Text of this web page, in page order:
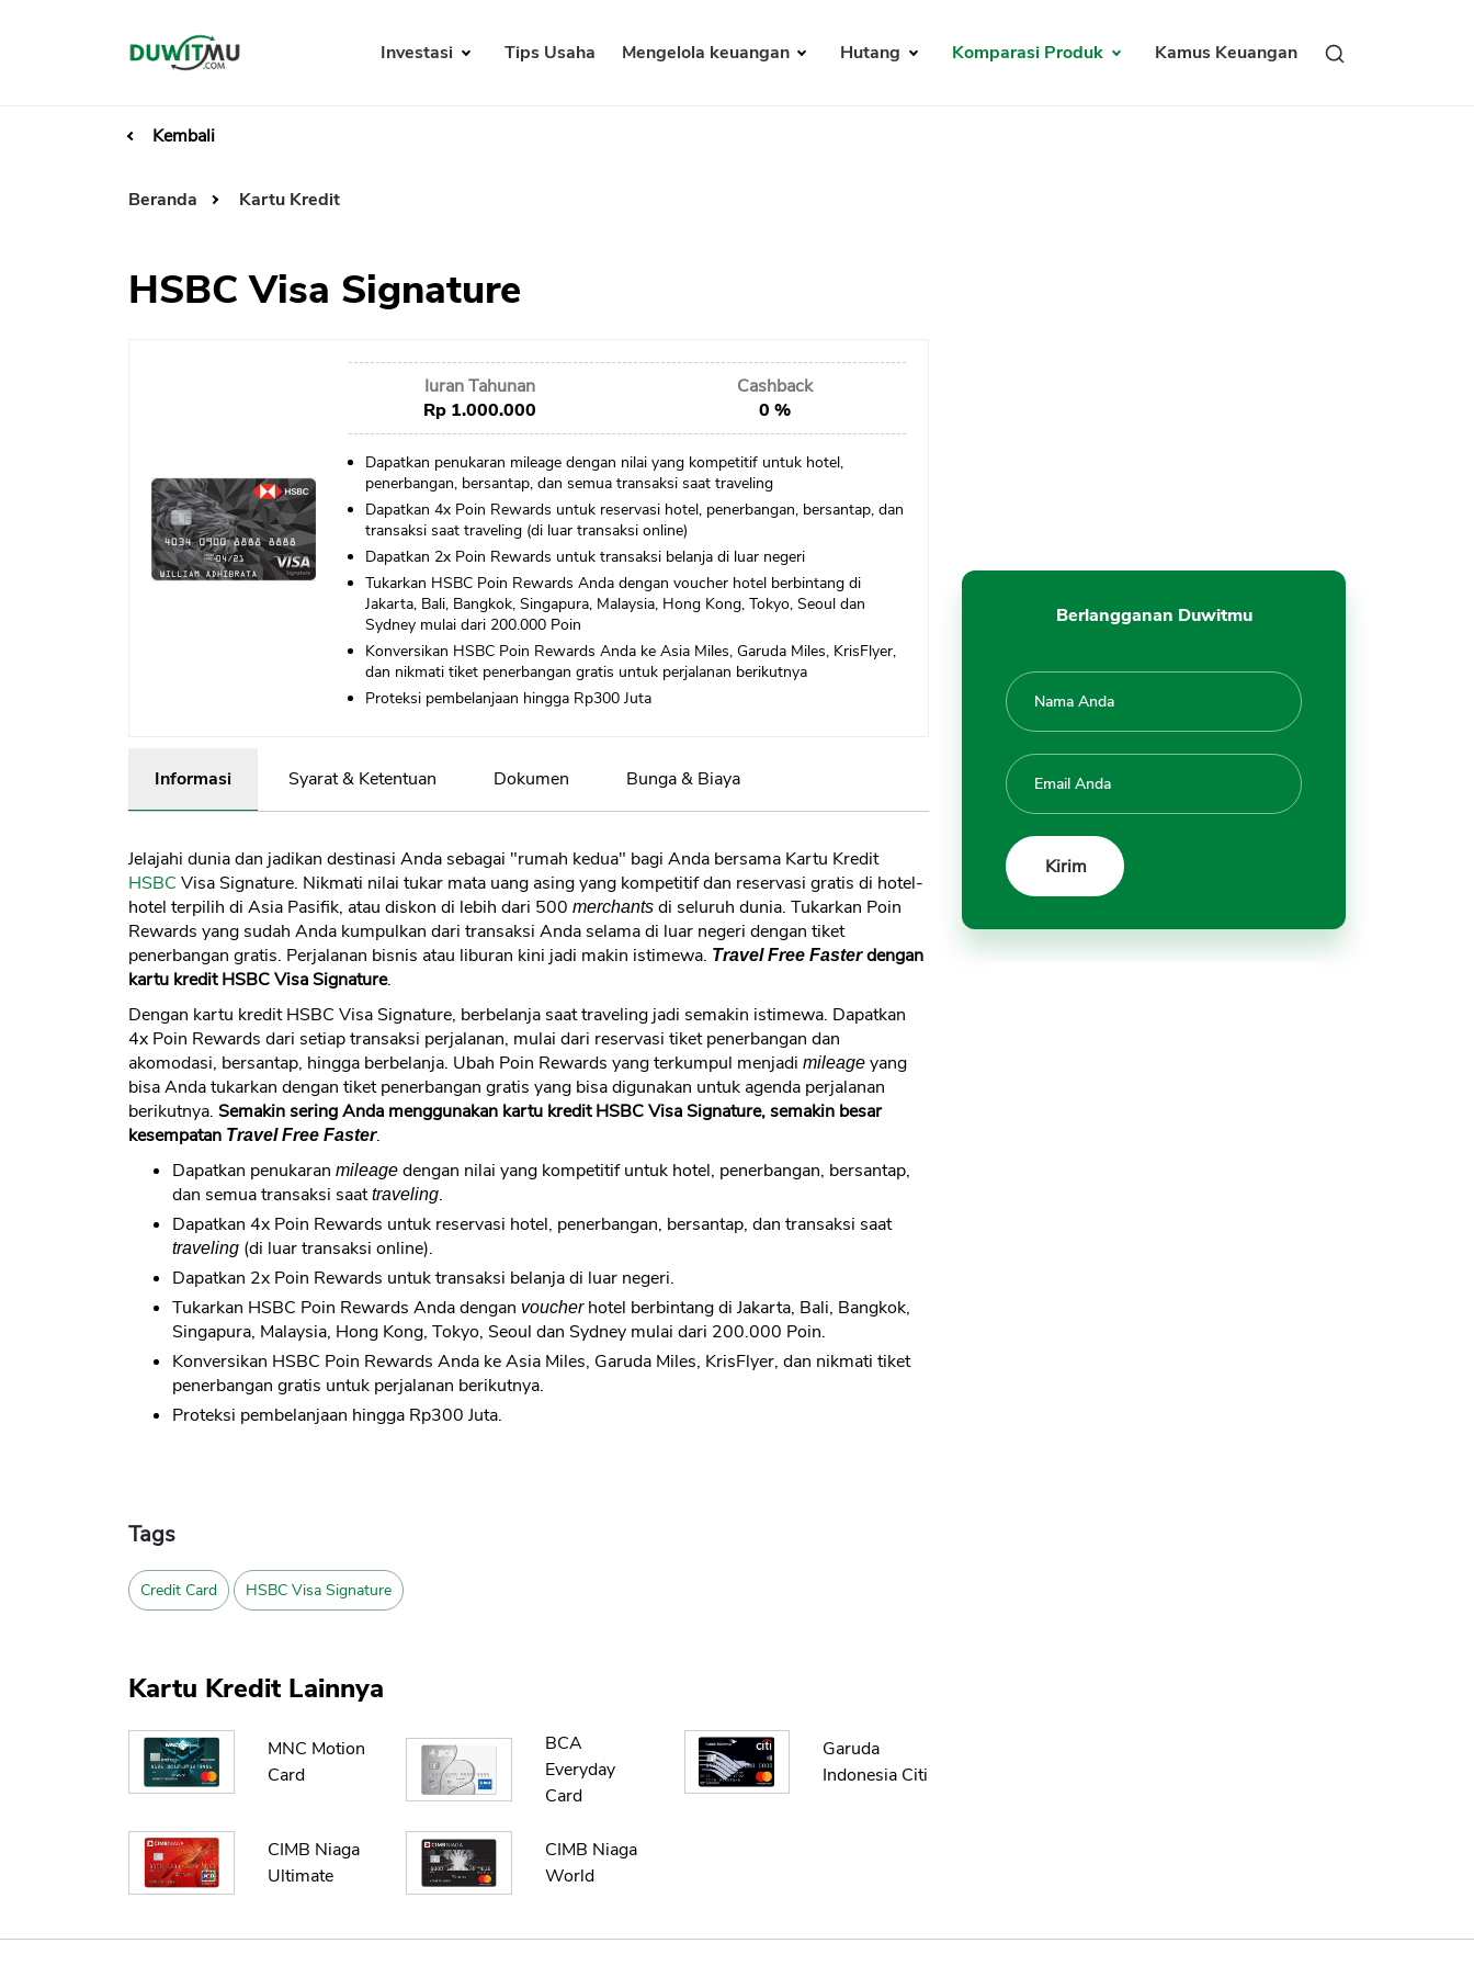
Investasi Tips Usaha Mengelola keuangan Hutang Komparasi Produk Kamus Keuangan
Kembali
Beranda Kartu Kredit
HSBC Visa Signature
Iuran Tahunan
Rp 1.000.000
Cashback
0 %
Dapatkan penukaran mileage dengan nilai yang kompetitif untuk hotel,
penerbangan, bersantap, dan semua transaksi saat traveling
Dapatkan 4x Poin Rewards untuk reservasi hotel, penerbangan, bersantap, dan
transaksi saat traveling (di luar transaksi online)
Dapatkan 2x Poin Rewards untuk transaksi belanja di luar negeri
Tukarkan HSBC Poin Rewards Anda dengan voucher hotel berbintang di
Jakarta, Bali, Bangkok, Singapura, Malaysia, Hong Kong, Tokyo, Seoul dan
Sydney mulai dari 200.000 Poin
Konversikan HSBC Poin Rewards Anda ke Asia Miles, Garuda Miles, KrisFlyer,
dan nikmati tiket penerbangan gratis untuk perjalanan berikutnya
Proteksi pembelanjaan hingga Rp300 Juta
Informasi Syarat & Ketentuan Dokumen Bunga & Biaya
Jelajahi dunia dan jadikan destinasi Anda sebagai "rumah kedua" bagi Anda bersama Kartu Kredit
HSBC Visa Signature. Nikmati nilai tukar mata uang asing yang kompetitif dan reservasi gratis di hotel-
hotel terpilih di Asia Pasifik, atau diskon di lebih dari 500 merchants di seluruh dunia. Tukarkan Poin
Rewards yang sudah Anda kumpulkan dari transaksi Anda selama di luar negeri dengan tiket
penerbangan gratis. Perjalanan bisnis atau liburan kini jadi makin istimewa. Travel Free Fasterdengan
kartu kredit HSBC Visa Signature.
Dengan kartu kredit HSBC Visa Signature, berbelanja saat traveling jadi semakin istimewa. Dapatkan
4x Poin Rewards dari setiap transaksi perjalanan, mulai dari reservasi tiket penerbangan dan
akomodasi, bersantap, hingga berbelanja. Ubah Poin Rewards yang terkumpul menjadi mileage yang
bisa Anda tukarkan dengan tiket penerbangan gratis yang bisa digunakan untuk agenda perjalanan
berikutnya. Semakin sering Anda menggunakan kartu kredit HSBC Visa Signature, semakin besar
kesempatan Travel Free Faster.
Dapatkan penukaran mileage dengan nilai yang kompetitif untuk hotel, penerbangan, bersantap,
dan semua transaksi saattraveling.
Dapatkan 4x Poin Rewards untuk reservasi hotel, penerbangan, bersantap, dan transaksi saat
traveling (di luar transaksi online).
Dapatkan 2x Poin Rewards untuk transaksi belanja di luar negeri.
Tukarkan HSBC Poin Rewards Anda dengan voucherhotel berbintang di Jakarta, Bali, Bangkok,
Singapura, Malaysia, Hong Kong, Tokyo, Seoul dan Sydney mulai dari 200.000 Poin.
Konversikan HSBC Poin Rewards Anda ke Asia Miles, Garuda Miles, KrisFlyer, dan nikmati tiket
penerbangan gratis untuk perjalanan berikutnya.
Proteksi pembelanjaan hingga Rp300 Juta.
Tags
Credit Card HSBC Visa Signature
Kartu Kredit Lainnya
MNC Motion
Card
BCA
Everyday
Card
Garuda
Indonesia Citi
CIMB Niaga
Ultimate
CIMB Niaga
World
Berlangganan Duwitmu